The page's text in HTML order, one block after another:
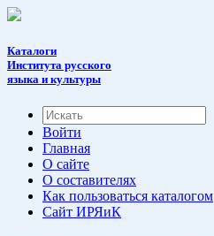
Каталоги
Института русского
языка и культуры
Войти
Главная
О сайте
О составителях
Как пользоваться каталогом
Cайт ИРЯиК